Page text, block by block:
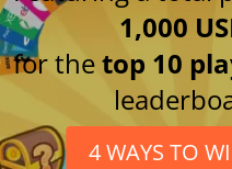
1,000
for thetop 10
4 WAYS TO